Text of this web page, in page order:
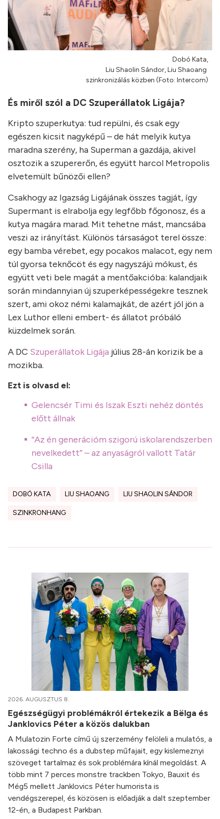
Dobó Kata,
Liu Shaolin Sándor, Liu Shaoang
szinkronizálás közben (Foto: Intercom)
És miről szól a DC Szuperállatok Ligája?
Kripto szuperkutya: tud repülni, és csak egy
egészen kicsit nagyképű – de hát melyik kutya
maradna szerény, ha Superman a gazdája, akivel
osztozik a szupererőn, és együtt harcol Metropolis
elvetemült bűnözői ellen?
Csakhogy az Igazság Ligájának összes tagját, így
Supermant is elrabolja egy legfőbb főgonosz, és a
kutya magára marad. Mit tehetne mást, mancsába
veszi az irányítást. Különös társaságot terel össze:
egy bamba vérebet, egy pocakos malacot, egy nem
túl gyorsa teknőcöt és egy nagyszájú mókust, és
együtt veti bele magát a mentőakcióba: kalandjaik
során mindannyian új szuperképességekre tesznek
szert, ami okoz némi kalamajkát, de azért jól jön a
Lex Luthor elleni embert- és állatot próbáló
küzdelmek során.
A DC Szuperállatok Ligája július 28-án korizik be a
mozikba.
Ezt is olvasd el:
Gelencsér Timi és Iszak Eszti nehéz döntés
előtt állnak
“Az én generációm szigorú iskolarendszerben
nevelkedett” – az anyaságról vallott Tatár
Csilla
DOBÓ KATA LIU SHAOANG LIU SHAOLIN SÁNDOR
SZINKRONHANG
2026. AUGUSZTUS 8.
Egészségügyi problémákról értekezik a Bëlga és
Janklovics Péter a közös dalukban
A Mulatozin Forte című új szerzemény felöleli a mulatós, a
lakossági techno és a dubstep műfajait, egy kislemeznyi
szöveget tartalmaz és sok problémára kínál megoldást. A
több mint 7 perces monstre trackben Tokyo, Bauxit és
Még5 mellett Janklovics Péter humorista is
vendégszerepel, és közösen is előadják a dalt szeptember
12-én, a Budapest Parkban.